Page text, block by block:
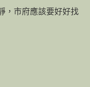
，市府應該要好好找